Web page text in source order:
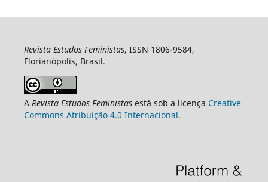
Revista Estudos Feministas, ISSN 1806-9584,
Florianópolis, Brasil.
A Revista Estudos Feministasestá sob a licença Creative
Commons Atribuição 4.0 Internacional.